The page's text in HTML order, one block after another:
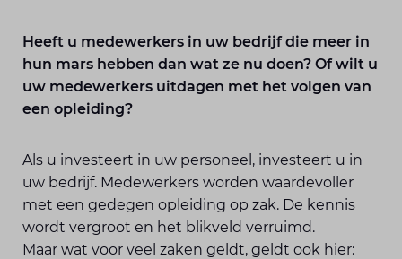
Heeft u medewerkers in uw bedrijf die meer in
hun mars hebben dan wat ze nu doen? Of wilt u
uw medewerkers uitdagen met het volgen van
een opleiding?
Als u investeert in uw personeel, investeert u in
uw bedrijf. Medewerkers worden waardevoller
met een gedegen opleiding op zak. De kennis
wordt vergroot en het blikveld verruimd.
Maar wat voor veel zaken geldt, geldt ook hier: